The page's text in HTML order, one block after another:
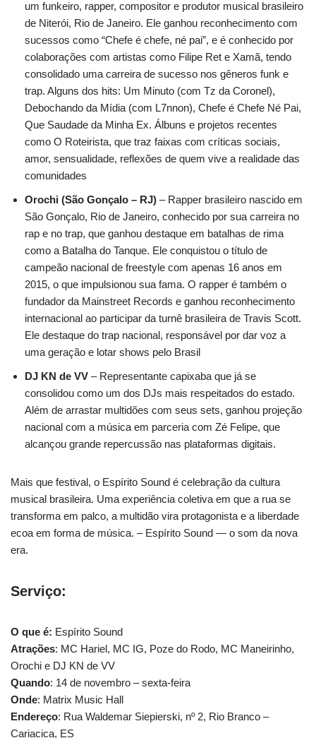
um funkeiro, rapper, compositor e produtor musical brasileiro
de Niterói, Rio de Janeiro. Ele ganhou reconhecimento com
sucessos como “Chefe é chefe, né pai”, e é conhecido por
colaborações com artistas como Filipe Ret e Xamã, tendo
consolidado uma carreira de sucesso nos gêneros funk e
trap. Alguns dos hits: Um Minuto (com Tz da Coronel),
Debochando da Mídia (com L7nnon), Chefe é Chefe Né Pai,
Que Saudade da Minha Ex. Álbuns e projetos recentes
como O Roteirista, que traz faixas com críticas sociais,
amor, sensualidade, reflexões de quem vive a realidade das
comunidades
Orochi (São Gonçalo – RJ) – Rapper brasileiro nascido em
São Gonçalo, Rio de Janeiro, conhecido por sua carreira no
rap e no trap, que ganhou destaque em batalhas de rima
como a Batalha do Tanque. Ele conquistou o título de
campeão nacional de freestyle com apenas 16 anos em
2015, o que impulsionou sua fama. O rapper é também o
fundador da Mainstreet Records e ganhou reconhecimento
internacional ao participar da turnê brasileira de Travis Scott.
Ele destaque do trap nacional, responsável por dar voz a
uma geração e lotar shows pelo Brasil
DJ KN de VV – Representante capixaba que já se
consolidou como um dos DJs mais respeitados do estado.
Além de arrastar multidões com seus sets, ganhou projeção
nacional com a música em parceria com Zé Felipe, que
alcançou grande repercussão nas plataformas digitais.
Mais que festival, o Espírito Sound é celebração da cultura
musical brasileira. Uma experiência coletiva em que a rua se
transforma em palco, a multidão vira protagonista e a liberdade
ecoa em forma de música. – Espírito Sound — o som da nova
era.
Serviço:
O que é: Espírito Sound
Atrações: MC Hariel, MC IG, Poze do Rodo, MC Maneirinho,
Orochi e DJ KN de VV
Quando: 14 de novembro – sexta-feira
Onde: Matrix Music Hall
Endereço: Rua Waldemar Siepierski, nº 2, Rio Branco –
Cariacica, ES